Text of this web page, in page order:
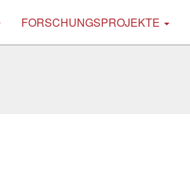
FORSCHUNGSPROJEKTE